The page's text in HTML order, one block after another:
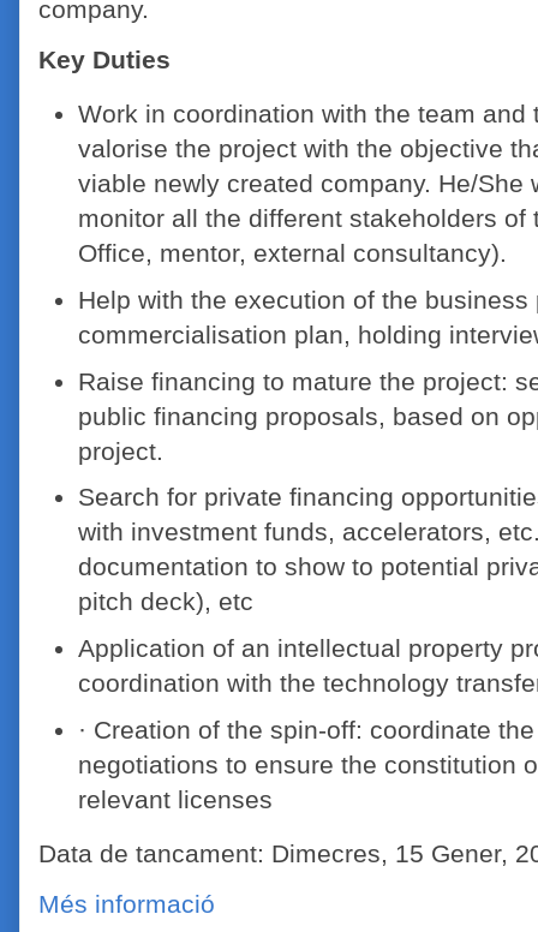
company.
Key Duties
Work in coordination with the team and
valorise the project with the objective
viable newly created company. He/She
monitor all the different stakeholders of
Office, mentor, external consultancy).
Help with the execution of the
commercialisation plan, holding
Raise financing to mature the project:
public financing proposals, based on
project.
Search for private financing
with investment funds, accelerators,
documentation to show to potential
pitch deck), etc
Application of an intellectual property
coordination with the technology
· Creation of the spin-off: coordinate
negotiations to ensure the constitution
relevant licenses
Data de tancament: Dimecres, 15 Gener,
Més informació